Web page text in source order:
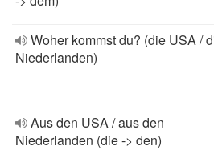
Woher kommst du? (die USA /
Niederlanden)
Aus den USA / aus den
Niederlanden (die -> den)